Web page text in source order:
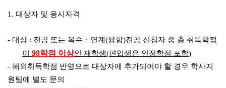
1. 대상자 및 응시자격
- 대상 : 전공 또는 복수 ㆍ 연계 (융합)전공 신청자 중 총 취득학점
이
98학점 이상인 재학생(편입생은 인정학점 포함)
- 해외취득학점 반영으로 대상자에 추가되어야 할 경우 학사지
원팀에 별도 문의